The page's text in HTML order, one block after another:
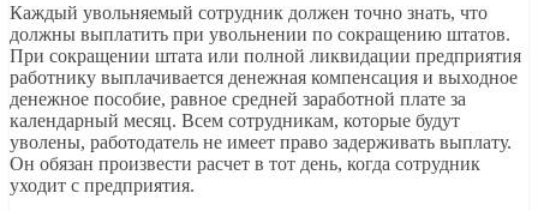
Каждый увольняемый сотрудник должен точно знать, что
должны выплатить при увольнении по сокращению штатов.
При сокращении штата или полной ликвидации предприятия
работнику выплачивается денежная компенсация и выходное
денежное пособие, равное средней заработной плате за
календарный месяц. Всем сотрудникам, которые будут
уволены, работодатель не имеет право задерживать выплату.
Он обязан произвести расчет в тот день, когда сотрудник
уходит с предприятия.